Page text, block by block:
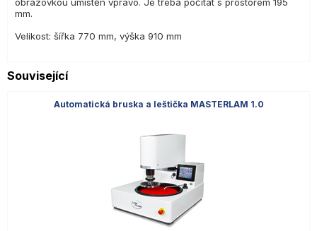
mm.
Velikost: šířka 770 mm, výška 910 mm
Související
Automatická bruska a leštička MASTERLAM 1.0